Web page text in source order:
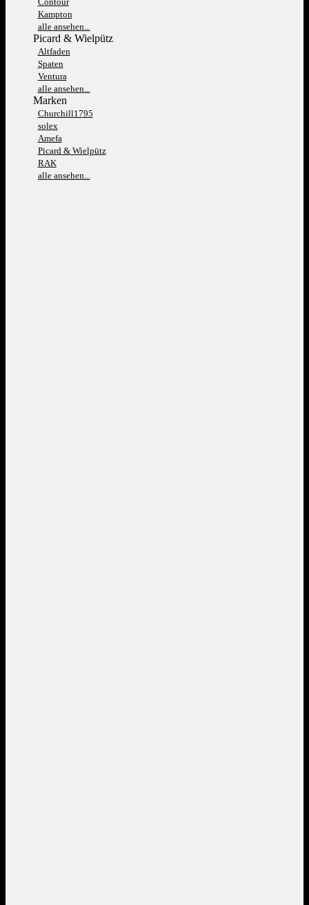
Kampton
alle ansehen...
Picard & Wielpütz
Altfaden
Spaten
Ventura
alle ansehen...
Marken
Churchill1795
solex
Amefa
Picard & Wielpütz
RAK
alle ansehen...